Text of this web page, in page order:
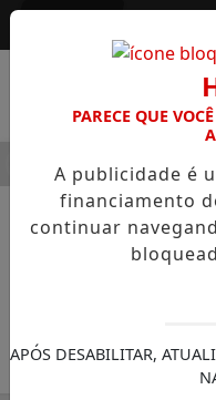
NOTÍCIAS GERAL
PARECE QUE
A publicidade é
financiamento
continuar
APÓS DESABILITAR,